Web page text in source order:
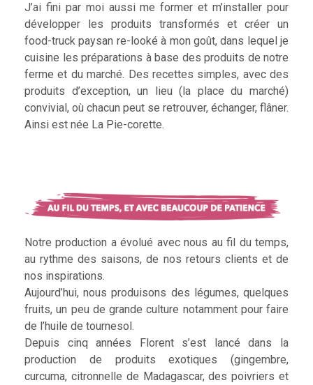
J’ai fini par moi aussi me former et m’installer pour
développer les produits transformés et créer un
food-truck paysan re-looké à mon goût, dans lequel je
cuisine les préparations à base des produits de notre
ferme et du marché. Des recettes simples, avec des
produits d’exception, un lieu (la place du marché)
convivial, où chacun peut se retrouver, échanger, flâner.
Ainsi est née La Pie-corette.
Notre production a évolué avec nous au fil du temps,
au rythme des saisons, de nos retours clients et de
nos inspirations.
Aujourd’hui, nous produisons des légumes, quelques
fruits, un peu de grande culture notamment pour faire
de l’huile de tournesol.
Depuis cinq années Florent s’est lancé dans la
production de produits exotiques (gingembre,
curcuma, citronnelle de Madagascar, des poivriers et